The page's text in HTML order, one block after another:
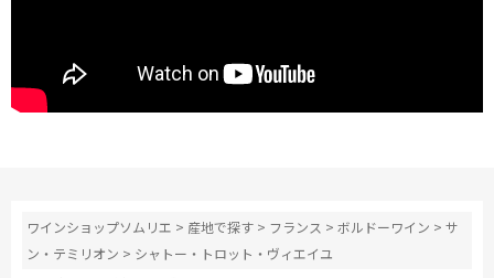
ワインショップソムリエ > 産地で探す > フランス >ボルドーワイン >サ
ン・テミリオン > シャトー・トロット・ヴィエイユ